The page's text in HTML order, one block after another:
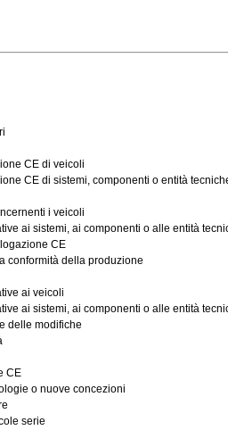
CE di veicoli
CE di sistemi, componenti o entità
i veicoli
ai sistemi, ai componenti o alle entità
CE
conformità della produzione
ai veicoli
ai sistemi, ai componenti o alle entità
delle modifiche
CE
o nuove concezioni
serie